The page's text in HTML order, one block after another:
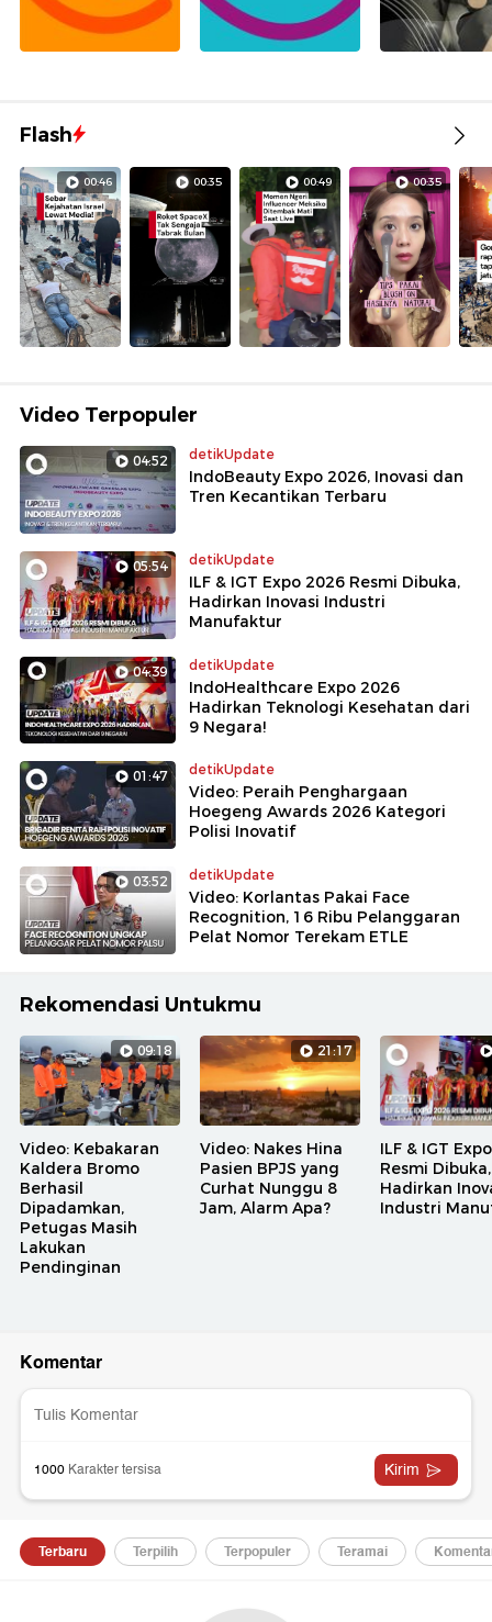
Flash
00:46 00:35 00:49 00:35
Video Terpopuler
04:52 detikUpdate
IndoBeauty Expo 2026, Inovasi dan
Tren Kecantikan Terbaru
05:54 detikUpdate
ILF & IGT Expo 2026 Resmi Dibuka,
Hadirkan Inovasi Industri
Manufaktur
04:39 detikUpdate
IndoHealthcare Expo 2026
Hadirkan Teknologi Kesehatan dari
9 Negara!
01:47 detikUpdate
Video: Peraih Penghargaan
Hoegeng Awards 2026 Kategori
Polisi Inovatif
03:52 detikUpdate
Video: Korlantas Pakai Face
Recognition, 16 Ribu Pelanggaran
Pelat Nomor Terekam ETLE
Rekomendasi Untukmu
09:18
Video: Kebakaran
Kaldera Bromo
Berhasil
Dipadamkan,
Petugas Masih
Lakukan
Pendinginan
21:17
Video: Nakes Hina
Pasien BPJS yang
Curhat Nunggu 8
Jam, Alarm Apa?
ILF & IGT
Resmi Dibuka,
Hadirkan
Industri